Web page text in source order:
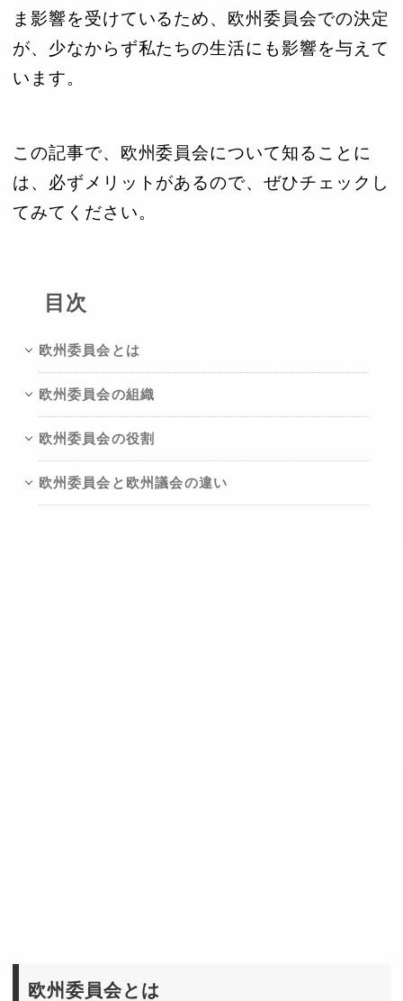
ま影響を受けているため、欧州委員会での決定
が、少なからず私たちの生活にも影響を与えて
います。
この記事で、欧州委員会について知ることに
は、必ずメリットがあるので、ぜひチェックし
てみてください。
目次
欧州委員会とは
欧州委員会の組織
欧州委員会の役割
欧州委員会と欧州議会の違い
欧州委員会とは